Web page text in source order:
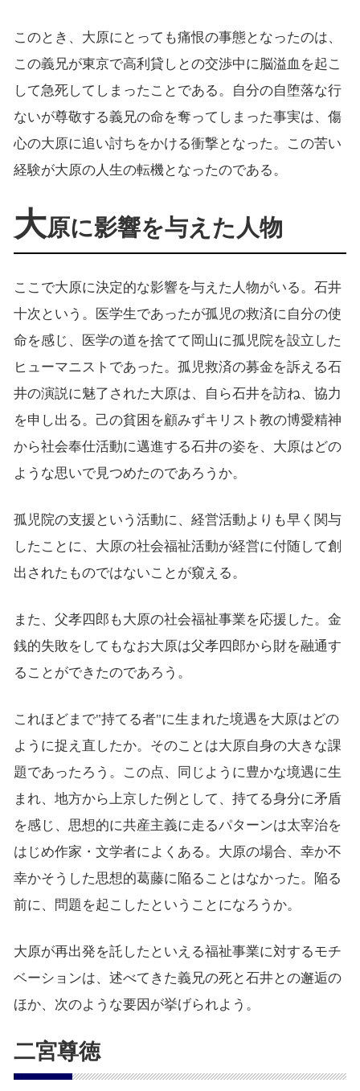
このとき、大原にとっても痛恨の事態となったのは、
この義兄が東京で高利貸しとの交渉中に脳溢血を起こ
して急死してしまったことである。自分の自堕落な行
ないが尊敬する義兄の命を奪ってしまった事実は、傷
心の大原に追い討ちをかける衝撃となった。この苦い
経験が大原の人生の転機となったのである。
大原に影響を与えた人物
ここで大原に決定的な影響を与えた人物がいる。石井
十次という。医学生であったが孤児の救済に自分の使
命を感じ、医学の道を捨てて岡山に孤児院を設立した
ヒューマニストであった。孤児救済の募金を訴える石
井の演説に魅了された大原は、自ら石井を訪ね、協力
を申し出る。己の貧困を顧みずキリスト教の博愛精神
から社会奉仕活動に邁進する石井の姿を、大原はどの
ような思いで見つめたのであろうか。
孤児院の支援という活動に、経営活動よりも早く関与
したことに、大原の社会福祉活動が経営に付随して創
出されたものではないことが窺える。
また、父孝四郎も大原の社会福祉事業を応援した。金
銭的失敗をしてもなお大原は父孝四郎から財を融通す
ることができたのであろう。
これほどまで"持てる者"に生まれた境遇を大原はどの
ように捉え直したか。そのことは大原自身の大きな課
題であったろう。この点、同じように豊かな境遇に生
まれ、地方から上京した例として、持てる身分に矛盾
を感じ、思想的に共産主義に走るパターンは太宰治を
はじめ作家・文学者によくある。大原の場合、幸か不
幸かそうした思想的葛藤に陥ることはなかった。陥る
前に、問題を起こしたということになろうか。
大原が再出発を託したといえる福祉事業に対するモチ
ベーションは、述べてきた義兄の死と石井との邂逅の
ほか、次のような要因が挙げられよう。
二宮尊徳